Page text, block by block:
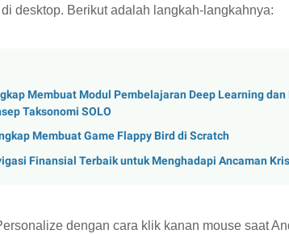
desktop. Berikut adalah langkah-langkahnya:
Membuat Modul Pembelajaran Deep Learning
Taksonomi SOLO
Membuat Game Flappy Bird di Scratch
Finansial Terbaik untuk Menghadapi Ancaman
dengan cara klik kanan mouse saat